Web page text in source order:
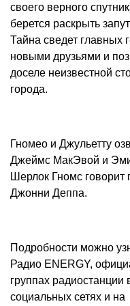
своего верного
берется раскрыть
Тайна сведет главных
новыми друзьями и
доселе неизвестной
города.
Гномео и Джульетту
Джеймс МакЭвой и
Шерлок Гномс говорит
Джонни Деппа.
Подробности можно
Радио ENERGY,
группах радиостанции
социальных сетях и на